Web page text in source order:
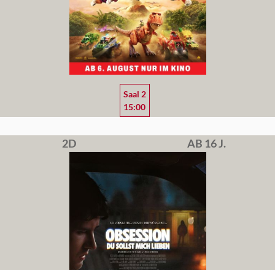
Saal 2
15:00
2D AB 16 J.